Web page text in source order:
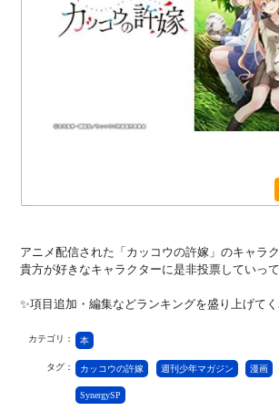
アニメ配信された「カッコウの許嫁」のキャラ
貴方が好きなキャラクターに是非投票していっ
✨項目追加・編集などランキングを盛り上げて
カテゴリ： 本
タグ： カッコウの許嫁 週刊少年マガジン 漫画
SynergySP